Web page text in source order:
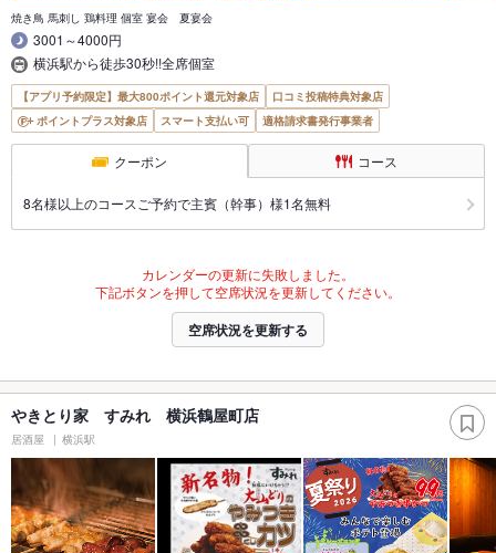
焼き鳥 馬刺し 鶏料理 個室 宴会 夏宴会
3001～4000円
横浜駅から徒歩30秒!!全席個室
【アプリ予約限定】最大800ポイント還元対象店
口コミ投稿特典対象店
ポイントプラス対象店
スマート支払い可 適格請求書発行事業者
クーポン コース
8名様以上のコースご予約で主賓（幹事）様1名無料
カレンダーの更新に失敗しました。
下記ボタンを押して空席状況を更新してください。
空席状況を更新する
やきとり家 すみれ 横浜鶴屋町店
居酒屋 横浜駅